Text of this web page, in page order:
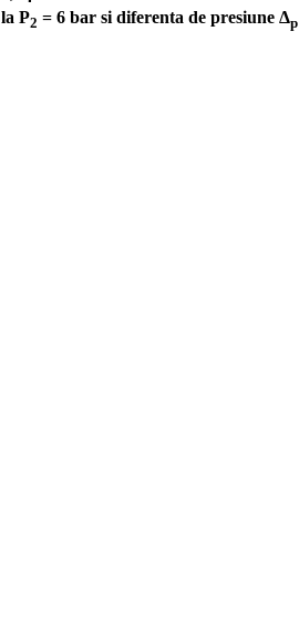
la P2 = 6 bar si diferenta de presiune Δp